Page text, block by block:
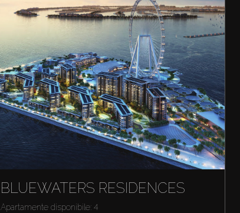
BLUEWATERS RESIDENCES
Apartamente disponibile: 4